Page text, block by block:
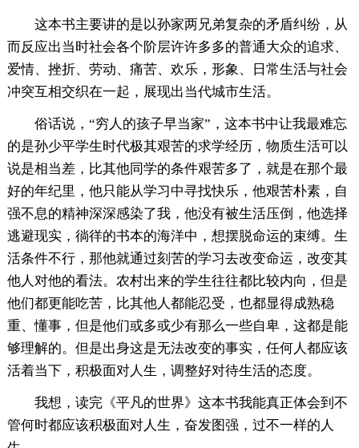
这本书主要讲的是以孙家两兄弟复杂的矛盾纠纷，从
而反应出当时社会各个阶层许许多多的普通大众的追求、
爱情、挫折、劳动、痛苦、欢乐，形象、日常生活与社会
冲突互相交织在一起，展现出当代城市生活。
俗话说，“穷人的孩子早当家”，这本书中让我最难忘
的是孙少平学生时代极其艰苦的求学经历，物质生活可以
说是相当差，比其他同学的条件艰苦多了，就是在那个最
好的年纪里，他只能从学习中寻找快乐，他艰苦朴素，自
强不息的精神深深感染了我，他没有被生活压倒，他选择
逃避现实，徜徉的书本的海洋中，想摆脱命运的束缚。生
活条件不行，那他就通过刻苦的学习去改变命运，改变其
他人对他的看法。农村出来的学生往往都比较内向，但是
他们都更能吃苦，比其他人都能忍受，也都显得成熟稳
重、懂事，但是他们或多或少有那么一些自卑，这都是能
够理解的。但是出身这是无法改变的事实，任何人都应该
活着当下，积极面对人生，调整好对待生活的态度。
我想，读完《平凡的世界》这本书我能真正体会到不
管何时都应该积极面对人生，奋发图强，过不一样的人